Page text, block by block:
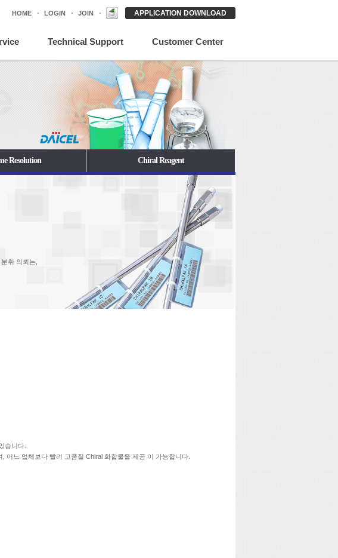
HOME LOGIN JOIN APPLICATION DOWNLOAD
Technical Support Customer Center
Resolution Chiral Reagent
취 의뢰는,
습니다.
어느 업체보다 빨리 고품질 Chiral 화합물을 제공 이 가능합니다.